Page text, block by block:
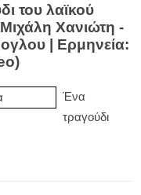
του λαϊκού
Χανιώτη -
| Ερμηνεία:
Ένα
τραγούδι